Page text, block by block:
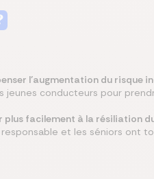
l’augmentation du risque
jeunes conducteurs pour
facilement à la résiliation
responsable et les séniors ont